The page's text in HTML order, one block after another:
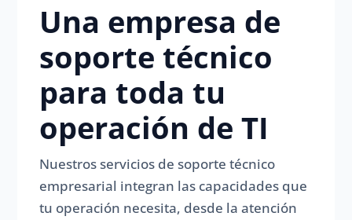
Una empresa de
soporte técnico
para toda tu
operación de TI
Nuestros servicios de soporte técnico
empresarial integran las capacidades que
tu operación necesita, desde la atención